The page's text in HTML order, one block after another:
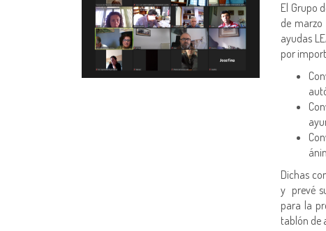
El Grupo
de
ayudas
por
Dichas
y prevé
para la
tablón de